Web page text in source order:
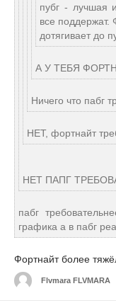
пубг - лучшая
все поддержат.
дотягивает до
А У ТЕБЯ
Ничего что пабг
НЕТ, фортнайт
НЕТ ПАПГ
пабг
графика а в пабг
Фортнайт более
Flvmara FLVMARA